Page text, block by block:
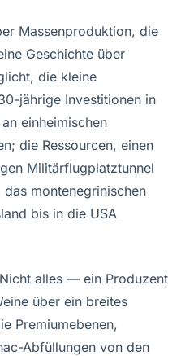
Massenproduktion, die
Geschichte über
die kleine
jährige Investitionen in
einheimischen
die Ressourcen, einen
Militärflugplatztunnel
montenegrinischen
bis in die USA
alles — ein Produzent
über ein breites
Premiumebenen,
Abfüllungen von den